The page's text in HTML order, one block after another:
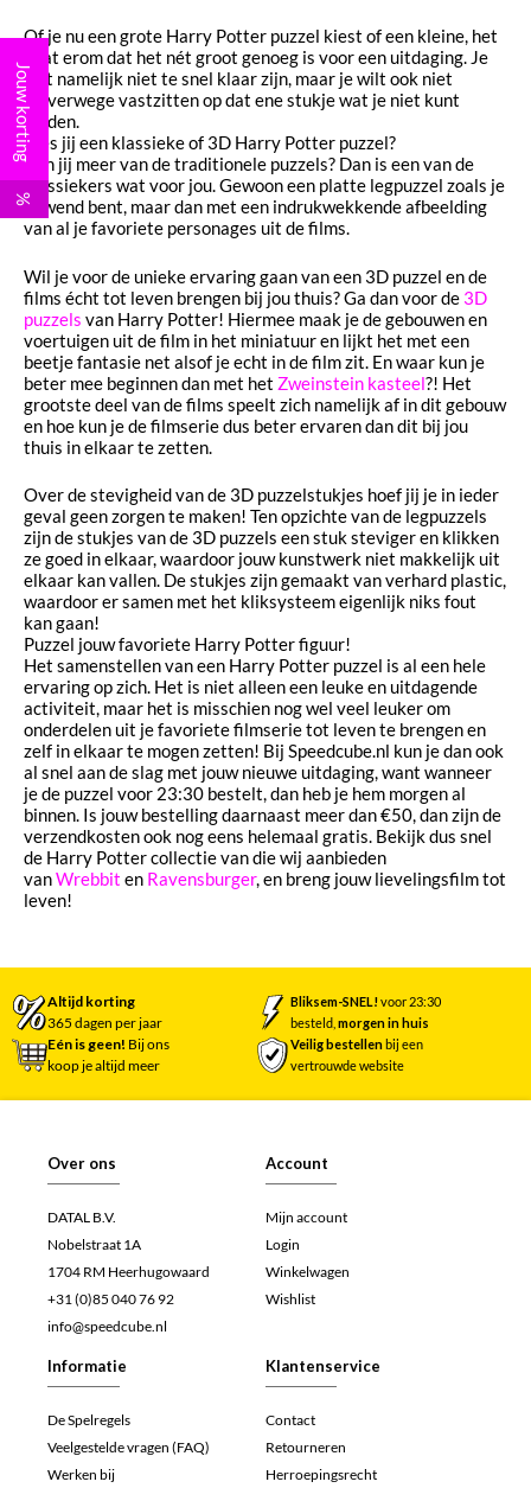
Of je nu een grote Harry Potter puzzel kiest of een kleine, het
gaat erom dat het nét groot genoeg is voor een uitdaging. Je
wilt namelijk niet te snel klaar zijn, maar je wilt ook niet
halverwege vastzitten op dat ene stukje wat je niet kunt
vinden.
Kies jij een klassieke of 3D Harry Potter puzzel?
Ben jij meer van de traditionele puzzels? Dan is een van de
klassiekers wat voor jou. Gewoon een platte legpuzzel zoals je
gewend bent, maar dan met een indrukwekkende afbeelding
van al je favoriete personages uit de films.
Wil je voor de unieke ervaring gaan van een 3D puzzel en de
films écht tot leven brengen bij jou thuis? Ga dan voor de 3D
puzzels van Harry Potter! Hiermee maak je de gebouwen en
voertuigen uit de film in het miniatuur en lijkt het met een
beetje fantasie net alsof je echt in de film zit. En waar kun je
beter mee beginnen dan met het Zweinstein kasteel?! Het
grootste deel van de films speelt zich namelijk af in dit gebouw
en hoe kun je de filmserie dus beter ervaren dan dit bij jou
thuis in elkaar te zetten.
Over de stevigheid van de 3D puzzelstukjes hoef jij je in ieder
geval geen zorgen te maken! Ten opzichte van de legpuzzels
zijn de stukjes van de 3D puzzels een stuk steviger en klikken
ze goed in elkaar, waardoor jouw kunstwerk niet makkelijk uit
elkaar kan vallen. De stukjes zijn gemaakt van verhard plastic,
waardoor er samen met het kliksysteem eigenlijk niks fout
kan gaan!
Puzzel jouw favoriete Harry Potter figuur!
Het samenstellen van een Harry Potter puzzel is al een hele
ervaring op zich. Het is niet alleen een leuke en uitdagende
activiteit, maar het is misschien nog wel veel leuker om
onderdelen uit je favoriete filmserie tot leven te brengen en
zelf in elkaar te mogen zetten! Bij Speedcube.nl kun je dan ook
al snel aan de slag met jouw nieuwe uitdaging, want wanneer
je de puzzel voor 23:30 bestelt, dan heb je hem morgen al
binnen. Is jouw bestelling daarnaast meer dan €50, dan zijn de
verzendkosten ook nog eens helemaal gratis. Bekijk dus snel
de Harry Potter collectie van die wij aanbieden
vanWrebbit en Ravensburger, en breng jouw lievelingsfilm tot
leven!
Altijd korting
365 dagen per jaar
Bliksem-SNEL!voor 23:30
besteld,morgen in huis
Eén is geen! Bij ons
koop je altijd meer
Veilig bestellenbij een
vertrouwde website
Over ons
DATAL B.V.
Nobelstraat 1A
1704 RM Heerhugowaard
+31 (0)85 040 76 92
info@speedcube.nl
Account
Mijn account
Login
Winkelwagen
Wishlist
Informatie
De Spelregels
Veelgestelde vragen (FAQ)
Werken bij
Klantenservice
Contact
Retourneren
Herroepingsrecht
Jouw korting
%